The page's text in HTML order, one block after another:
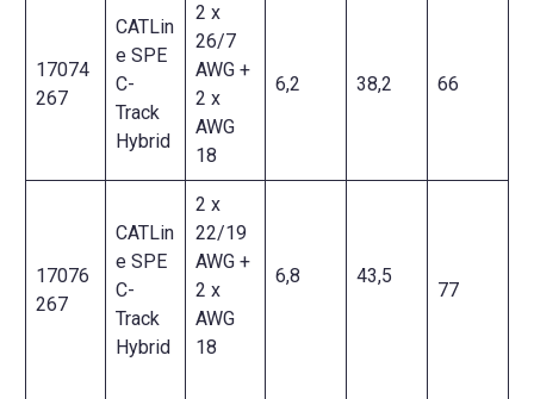
17074
267
CATLin
e SPE
C-
Track
Hybrid
2 x
26/7
AWG +
2 x
AWG
18
6,2 38,2 66
17076
267
CATLin
e SPE
C-
Track
Hybrid
2 x
22/19
AWG +
2 x
AWG
18
6,8 43,5
77